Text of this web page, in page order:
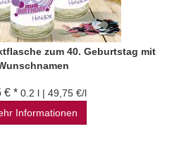
zum 40. Geburtstag mit
€ * 0.2 l | 49,75 €/l
Informationen